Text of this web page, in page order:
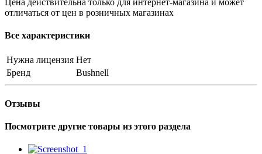
отличаться от цен в розничных магазинах
Все характеристики
Нужна лицензия Нет
Бренд
Bushnell
Отзывы
Посмотрите другие товары из этого раздела